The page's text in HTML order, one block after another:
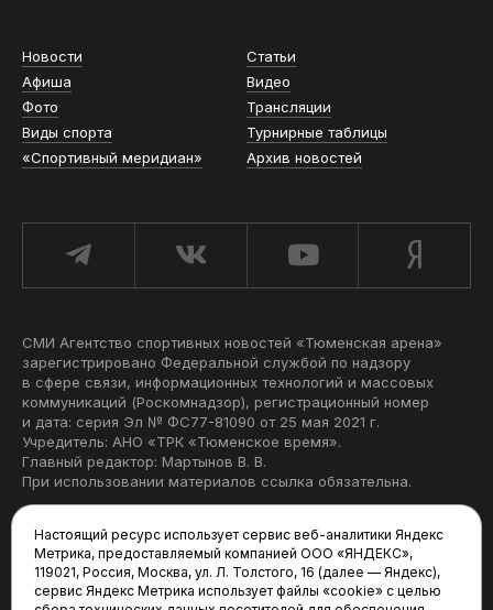
Новости
Статьи
Афиша
Видео
Фото
Трансляции
Виды спорта
Турнирные таблицы
«Спортивный меридиан»
Архив новостей
СМИ Агентство спортивных новостей «Тюменская арена»
зарегистрировано Федеральной службой по надзору
в сфере связи, информационных технологий и массовых
коммуникаций (Роскомнадзор), регистрационный номер
и дата: серия Эл № ФС77-81090 от 25 мая 2021 г.
Учредитель: АНО «ТРК «Тюменское время».
Главный редактор: Мартынов В. В.
При использовании материалов ссылка обязательна.
Редакция:
625035, Тюмень, пр. Геологоразведчиков, 28А
Настоящий ресурс использует сервис веб-аналитики Яндекс
Метрика, предоставляемый компанией ООО «ЯНДЕКС»,
119021, Россия, Москва, ул. Л. Толстого, 16 (далее — Яндекс),
сервис Яндекс Метрика использует файлы «cookie» с целью